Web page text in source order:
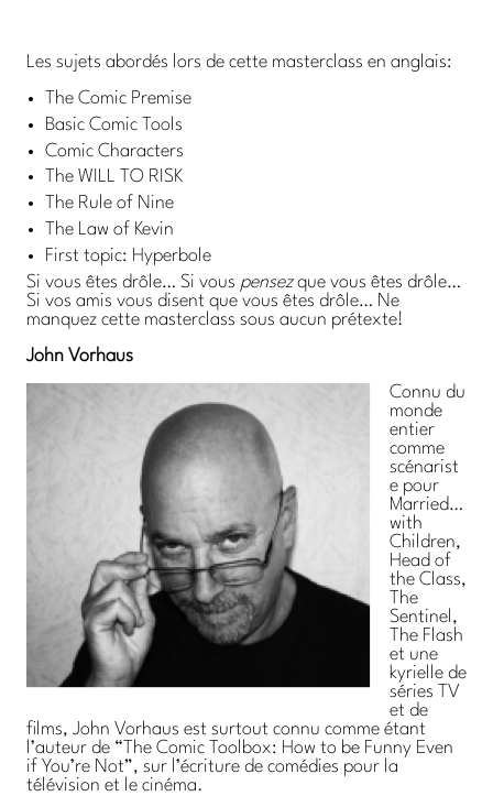
Les sujets abordés lors de cette masterclass en anglais:
The Comic Premise
Basic Comic Tools
Comic Characters
The WILL TO RISK
The Rule of Nine
The Law of Kevin
First topic: Hyperbole
Si vous êtes drôle… Si vous pensezque vous êtes drôle…
Si vos amis vous disent que vous êtes drôle… Ne
manquez cette masterclass sous aucun prétexte!
John Vorhaus
Connu du
monde
entier
comme
scénarist
e pour
Married…
with
Children,
Head of
the Class,
The
Sentinel,
The Flash
et une
kyrielle de
séries TV
et de
films, John Vorhaus est surtout connu comme étant
l’auteur de “The Comic Toolbox: How to be Funny Even
if You’re Not”, sur l’écriture de comédies pour la
télévision et le cinéma.